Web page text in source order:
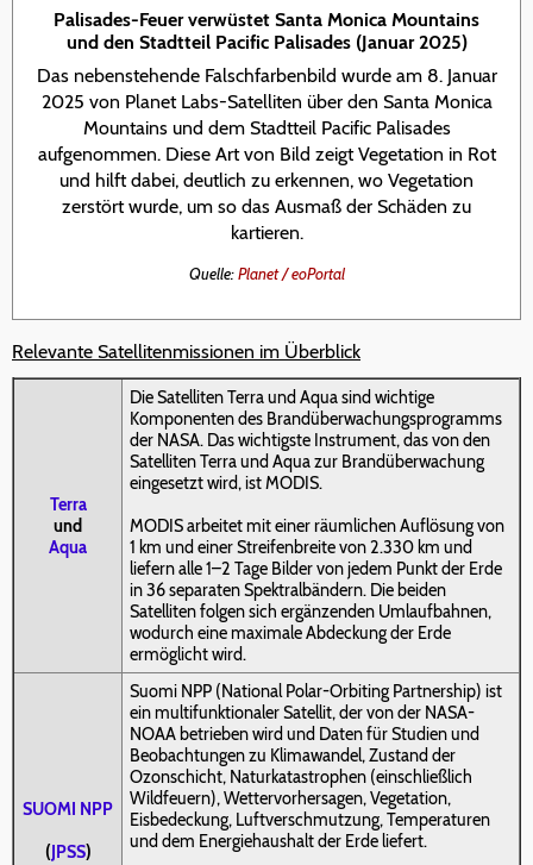
Palisades-Feuer verwüstet Santa Monica Mountains
und den Stadtteil Pacific Palisades (Januar 2025)
Das nebenstehende Falschfarbenbild wurde am 8. Januar
2025 von Planet Labs-Satelliten über den Santa Monica
Mountains und dem Stadtteil Pacific Palisades
aufgenommen. Diese Art von Bild zeigt Vegetation in Rot
und hilft dabei, deutlich zu erkennen, wo Vegetation
zerstört wurde, um so das Ausmaß der Schäden zu
kartieren.
Quelle:Planet / eoPortal
Relevante Satellitenmissionen im Überblick
Terra
und
Aqua
Die Satelliten Terra und Aqua sind wichtige
Komponenten des Brandüberwachungsprogramms
der NASA. Das wichtigste Instrument, das von den
Satelliten Terra und Aqua zur Brandüberwachung
eingesetzt wird, ist MODIS.
MODIS arbeitet mit einer räumlichen Auflösung von
1 km und einer Streifenbreite von 2.330 km und
liefern alle 1–2 Tage Bilder von jedem Punkt der Erde
in 36 separaten Spektralbändern. Die beiden
Satelliten folgen sich ergänzenden Umlaufbahnen,
wodurch eine maximale Abdeckung der Erde
ermöglicht wird.
SUOMI NPP
( JPSS)
Suomi NPP (National Polar-Orbiting Partnership) ist
ein multifunktionaler Satellit, der von der NASA-
NOAA betrieben wird und Daten für Studien und
Beobachtungen zu Klimawandel, Zustand der
Ozonschicht, Naturkatastrophen (einschließlich
Wildfeuern), Wettervorhersagen, Vegetation,
Eisbedeckung, Luftverschmutzung, Temperaturen
und dem Energiehaushalt der Erde liefert.